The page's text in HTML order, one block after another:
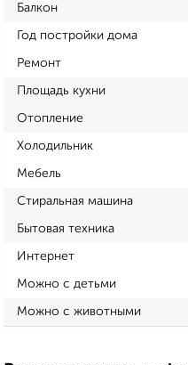
Балкон
Год постройки дома
Ремонт
Площадь кухни
Отопление
Холодильник
Мебель
Стиральная машина
Бытовая техника
Интернет
Можно с детьми
Можно с животными